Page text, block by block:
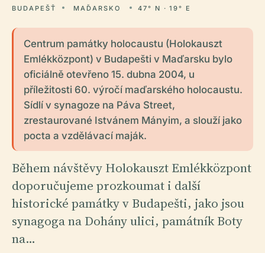
BUDAPEŠŤ MAĎARSKO 47° N · 19° E
Centrum památky holocaustu (Holokauszt
Emlékközpont) v Budapešti v Maďarsku bylo
oficiálně otevřeno 15. dubna 2004, u
příležitosti 60. výročí maďarského holocaustu.
Sídlí v synagoze na Páva Street,
zrestaurované Istvánem Mányim, a slouží jako
pocta a vzdělávací maják.
Během návštěvy Holokauszt Emlékközpont
doporučujeme prozkoumat i další
historické památky v Budapešti, jako jsou
synagoga na Dohány ulici, památník Boty
na…